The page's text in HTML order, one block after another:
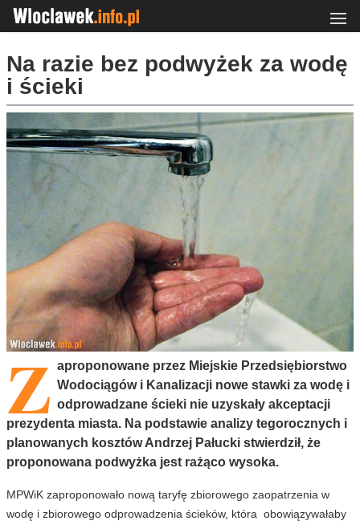
Na razie bez podwyżek za wodę
i ścieki
Z aproponowane przez Miejskie Przedsiębiorstwo
Wodociągów i Kanalizacji nowe stawki za wodę i
odprowadzane ścieki nie uzyskały akceptacji
prezydenta miasta. Na podstawie analizy tegorocznych i
planowanych kosztów Andrzej Pałucki stwierdził, że
proponowana podwyżka jest rażąco wysoka.
MPWiK zaproponowało nową taryfę zbiorowego zaopatrzenia w
wodę i zbiorowego odprowadzenia ścieków, która obowiązywałaby